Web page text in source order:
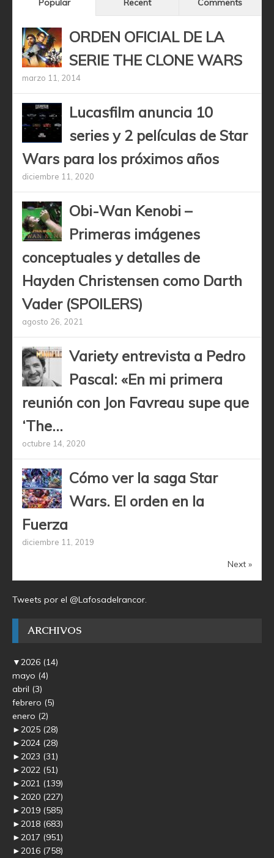
Popular Recent Comments
ORDEN OFICIAL DE LA
SERIE THE CLONE WARS
marzo 11, 2014
Lucasfilm anuncia 10
series y 2 películas de Star
Wars para los próximos años
diciembre 11, 2020
Obi-Wan Kenobi –
Primeras imágenes
conceptuales y detalles de
Hayden Christensen como Darth
Vader (SPOILERS)
agosto 26, 2021
Variety entrevista a Pedro
Pascal: «En mi primera
reunión con Jon Favreau supe que
‘The...
octubre 14, 2020
Cómo ver la saga Star
Wars. El orden en la
Fuerza
diciembre 11, 2019
Next »
Tweets por el @Lafosadelrancor.
ARCHIVOS
▼2026 (14)
mayo (4)
abril (3)
febrero (5)
enero (2)
►2025 (28)
►2024 (28)
►2023 (31)
►2022 (51)
►2021 (139)
►2020 (227)
►2019 (585)
►2018 (683)
►2017 (951)
►2016 (758)